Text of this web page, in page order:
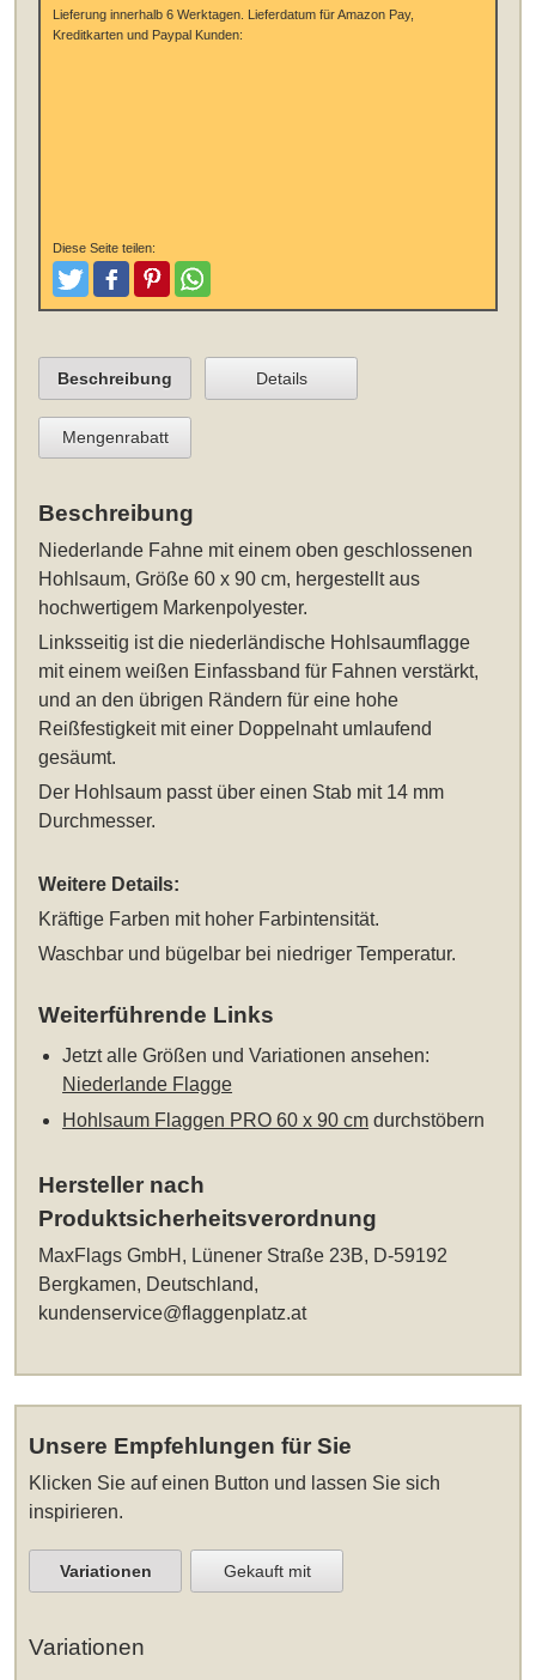
Lieferung innerhalb 6 Werktagen. Lieferdatum für Amazon Pay,
Kreditkarten und Paypal Kunden:
Diese Seite teilen:
TweetenPostenPinterestTeilen
Beschreibung Details
Mengenrabatt
Beschreibung
Niederlande Fahne mit einem oben geschlossenen
Hohlsaum, Größe 60 x 90 cm, hergestellt aus
hochwertigem Markenpolyester.
Linksseitig ist die niederländische Hohlsaumflagge
mit einem weißen Einfassband für Fahnen verstärkt,
und an den übrigen Rändern für eine hohe
Reißfestigkeit mit einer Doppelnaht umlaufend
gesäumt.
Der Hohlsaum passt über einen Stab mit 14 mm
Durchmesser.
Weitere Details:
Kräftige Farben mit hoher Farbintensität.
Waschbar und bügelbar bei niedriger Temperatur.
Weiterführende Links
Jetzt alle Größen und Variationen ansehen:
Niederlande Flagge
Hohlsaum Flaggen PRO 60 x 90 cm durchstöbern
Hersteller nach
Produktsicherheitsverordnung
MaxFlags GmbH, Lünener Straße 23B, D-59192
Bergkamen, Deutschland,
kundenservice@flaggenplatz.at
Unsere Empfehlungen für Sie
Klicken Sie auf einen Button und lassen Sie sich
inspirieren.
Variationen Gekauft mit
Variationen